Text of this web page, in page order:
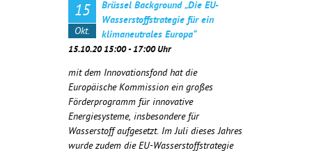
15
Okt.
Brüssel Background „Die EU-
Wasserstoffstrategie für ein
klimaneutrales Europa“
15.10.20 15:00 - 17:00 Uhr
mit dem Innovationsfond hat die
Europäische Kommission ein großes
Förderprogramm für innovative
Energiesysteme, insbesondere für
Wasserstoff aufgesetzt. Im Juli dieses Jahres
wurde zudem die EU-Wasserstoffstrategie